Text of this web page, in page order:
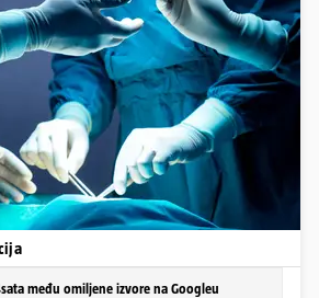
među omiljene izvore na Googleu